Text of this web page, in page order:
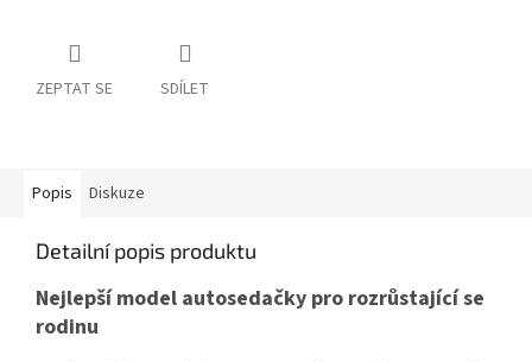
ZEPTAT SE SDÍLET
Popis Diskuze
Detailní popis produktu
Nejlepší model autosedačky pro rozrůstající se
rodinu